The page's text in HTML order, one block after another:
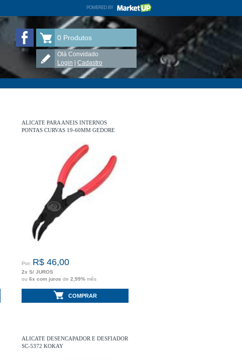
POWERED BY
ELETRÔNICA TAUÁ no Facebook
0 Produtos
Olá Convidado
Login
Cadastro
ALICATE PARA ANEIS INTERNOS
PONTAS CURVAS 19-60MM GEDORE
Por: R$ 46,00
2x S/ JUROS
ou 6x com juros de 2,99% mês
COMPRAR
ALICATE DESENCAPADOR E DESFIADOR
SC-5372 KOKAY